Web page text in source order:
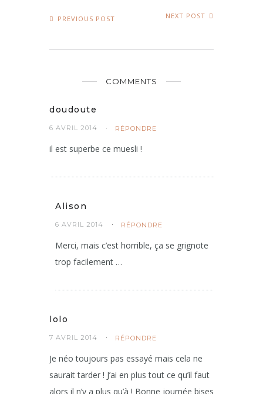
PREVIOUS POST NEXT POST
COMMENTS
doudoute
6 AVRIL 2014 RÉPONDRE
il est superbe ce muesli !
Alison
6 AVRIL 2014 RÉPONDRE
Merci, mais c’est horrible, ça se grignote
trop facilement …
lolo
7 AVRIL 2014 RÉPONDRE
Je néo toujours pas essayé mais cela ne
saurait tarder ! J’ai en plus tout ce qu’il faut
alors il n’y a plus qu’à ! Bonne journée bises